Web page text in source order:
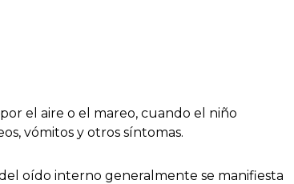
el aire o el mareo, cuando el niño
vómitos y otros síntomas.
oído interno generalmente se manifiesta